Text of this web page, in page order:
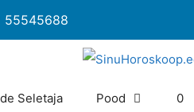
55545688
Seletaja Pood 0